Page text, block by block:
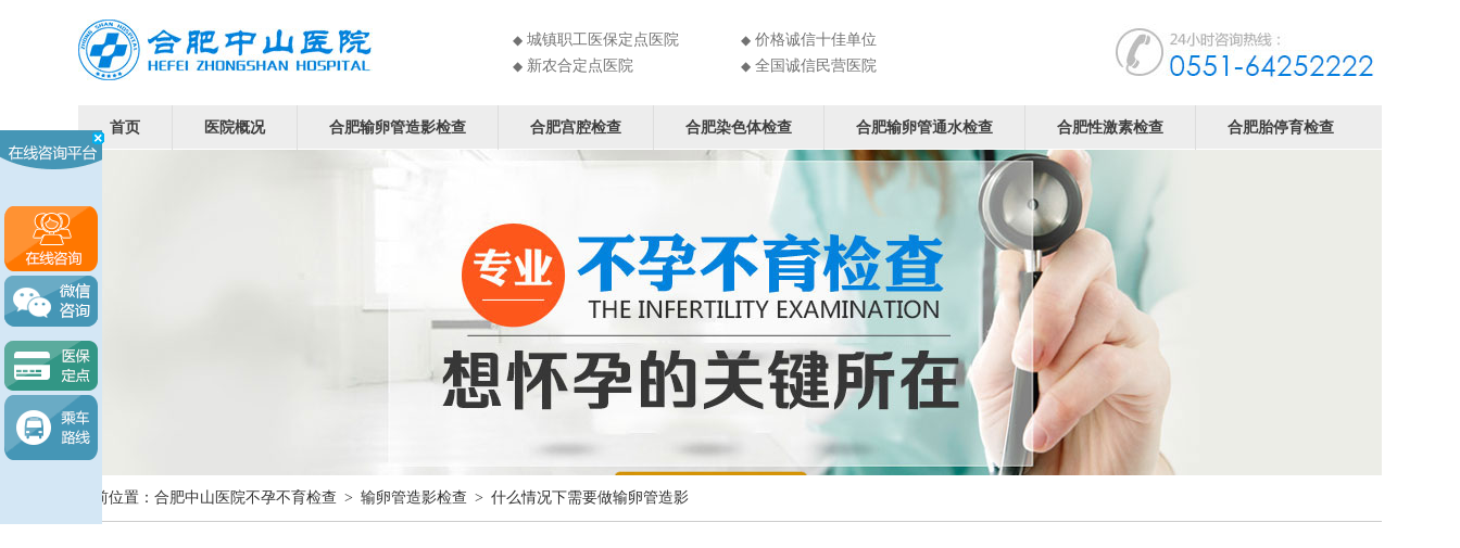
◆ 城镇职工医保定点医院 ◆ 价格诚信十佳单位
◆ 新农合定点医院 ◆ 全国诚信民营医院
首页 医院概况 合肥输卵管造影检查 合肥宫腔检查 合肥染色体检查 合肥输卵管通水检查 合肥性激素检查 合肥胎停育检查
当前位置： 合肥中山医院不孕不育检查 > 输卵管造影检查 > 什么情况下需要做输卵管造影